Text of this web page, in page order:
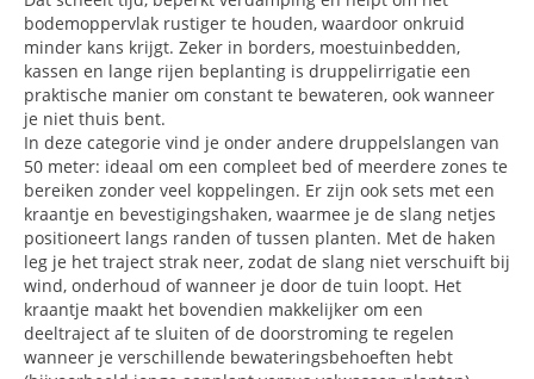
bodemoppervlak rustiger te houden, waardoor onkruid
minder kans krijgt. Zeker in borders, moestuinbedden,
kassen en lange rijen beplanting is druppelirrigatie een
praktische manier om constant te bewateren, ook wanneer
je niet thuis bent.
In deze categorie vind je onder andere druppelslangen van
50 meter: ideaal om een compleet bed of meerdere zones te
bereiken zonder veel koppelingen. Er zijn ook sets met een
kraantje en bevestigingshaken, waarmee je de slang netjes
positioneert langs randen of tussen planten. Met de haken
leg je het traject strak neer, zodat de slang niet verschuift bij
wind, onderhoud of wanneer je door de tuin loopt. Het
kraantje maakt het bovendien makkelijker om een
deeltraject af te sluiten of de doorstroming te regelen
wanneer je verschillende bewateringsbehoeften hebt